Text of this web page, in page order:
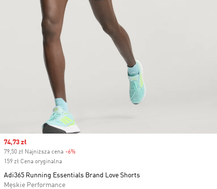
Sale price
74,73 zł
79,50 zł Najniższa cena -6%
159 zł Cena oryginalna
Adi365 Running Essentials Brand Love Shorts
Męskie Performance